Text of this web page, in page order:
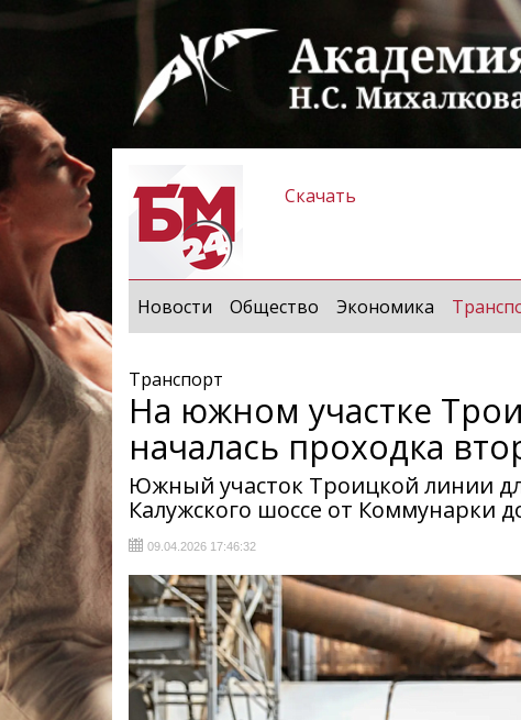
Скачать
Новости Общество Экономика
Транспорт
На южном участке
началась проходка
Южный участок Троицкой линии
Калужского шоссе от Коммунарки
09.04.2026 17:46:32